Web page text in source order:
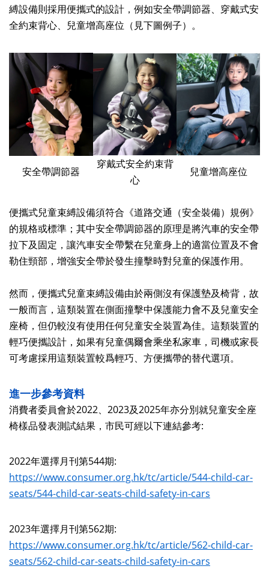
縛設備則採用便攜式的設計，例如安全帶調節器、穿戴式安
全約束背心、兒童增高座位（見下圖例子）。
安全帶調節器
穿戴式安全約束背
心
兒童增高座位
便攜式兒童束縛設備須符合《道路交通（安全裝備）規例》
的規格或標準；其中安全帶調節器的原理是將汽車的安全帶
拉下及固定，讓汽車安全帶繫在兒童身上的適當位置及不會
勒住頸部，增強安全帶於發生撞擊時對兒童的保護作用。
然而，便攜式兒童束縛設備由於兩側沒有保護墊及椅背，故
一般而言，這類裝置在側面撞擊中保護能力會不及兒童安全
座椅，但仍較沒有使用任何兒童安全裝置為佳。這類裝置的
輕巧便攜設計，如果有兒童偶爾會乘坐私家車，司機或家長
可考慮採用這類裝置較爲輕巧、方便攜帶的替代選項。
進一步參考資料
消費者委員會於2022、2023及2025年亦分別就兒童安全座
椅樣品發表測試結果，市民可經以下連結參考:
2022年選擇月刊第544期:
https://www.consumer.org.hk/tc/article/544-child-car-
seats/544-child-car-seats-child-safety-in-cars
2023年選擇月刊第562期:
https://www.consumer.org.hk/tc/article/562-child-car-
seats/562-child-car-seats-child-safety-in-cars